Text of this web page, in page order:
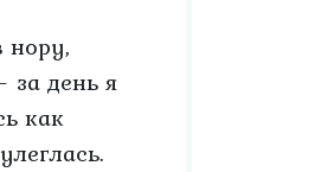
нору,
за день я
как